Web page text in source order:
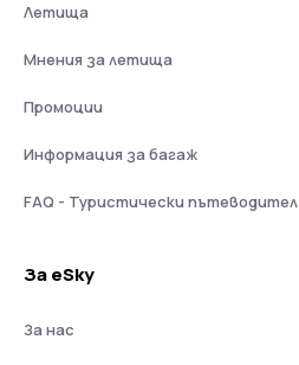
Летища
Мнения за летища
Промоции
Информация за багаж
FAQ - Туристически пътеводител
За eSky
За нас